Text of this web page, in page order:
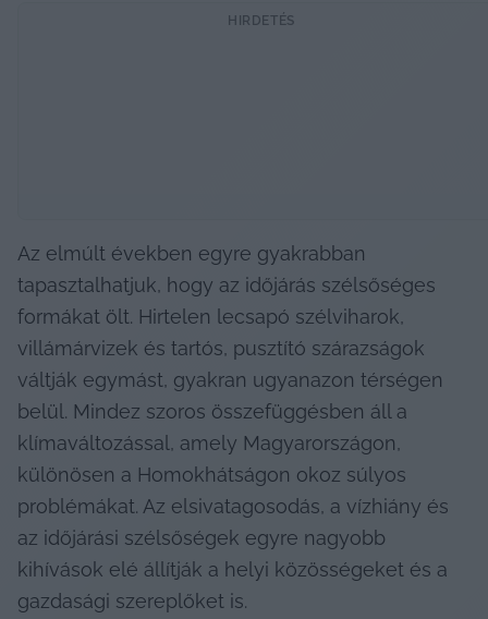
HIRDETÉS
Az elmúlt években egyre gyakrabban
tapasztalhatjuk, hogy az időjárás szélsőséges
formákat ölt. Hirtelen lecsapó szélviharok,
villámárvizek és tartós, pusztító szárazságok
váltják egymást, gyakran ugyanazon térségen
belül. Mindez szoros összefüggésben áll a
klímaváltozással, amely Magyarországon,
különösen a Homokhátságon okoz súlyos
problémákat. Az elsivatagosodás, a vízhiány és
az időjárási szélsőségek egyre nagyobb
kihívások elé állítják a helyi közösségeket és a
gazdasági szereplőket is.​